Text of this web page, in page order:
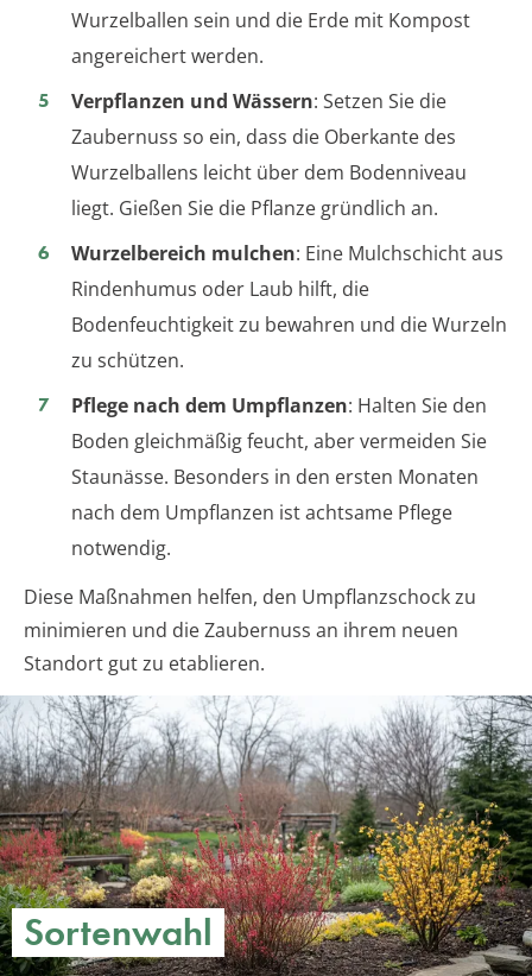
Wurzelballen sein und die Erde mit Kompost
angereichert werden.
Verpflanzen und Wässern: Setzen Sie die
Zaubernuss so ein, dass die Oberkante des
Wurzelballens leicht über dem Bodenniveau
liegt. Gießen Sie die Pflanze gründlich an.
Wurzelbereich mulchen: Eine Mulchschicht aus
Rindenhumus oder Laub hilft, die
Bodenfeuchtigkeit zu bewahren und die Wurzeln
zu schützen.
Pflege nach dem Umpflanzen: Halten Sie den
Boden gleichmäßig feucht, aber vermeiden Sie
Staunässe. Besonders in den ersten Monaten
nach dem Umpflanzen ist achtsame Pflege
notwendig.
Diese Maßnahmen helfen, den Umpflanzschock zu
minimieren und die Zaubernuss an ihrem neuen
Standort gut zu etablieren.
Sortenwahl